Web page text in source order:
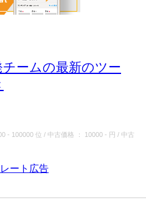
ームの最新のツー
- 100000 位 / 中古価格 ： 10000 - 円 / 中古